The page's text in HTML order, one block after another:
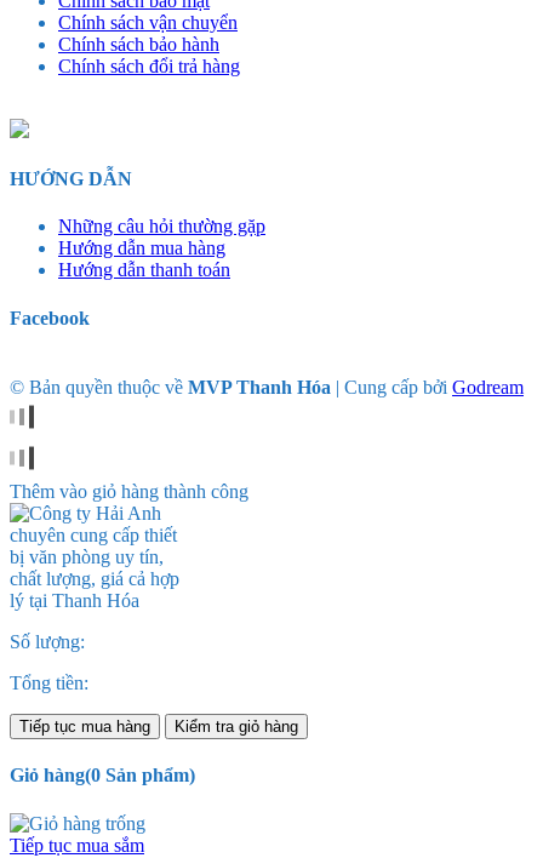
Chính sách vận chuyển
Chính sách bảo hành
Chính sách đổi trả hàng
HƯỚNG DẪN
Những câu hỏi thường gặp
Hướng dẫn mua hàng
Hướng dẫn thanh toán
Facebook
© Bản quyền thuộc về MVP Thanh Hóa | Cung cấp bởi Godream
Thêm vào giỏ hàng thành công
Số lượng:
Tổng tiền:
Tiếp tục mua hàng Kiểm tra giỏ hàng
Giỏ hàng(0 Sản phẩm)
Tiếp tục mua sắm